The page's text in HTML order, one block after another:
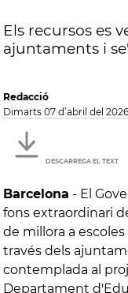
Els recursos es
ajuntaments i
Redacció
dimarts 07 d’abril del
DESCARREGA EL TEXT
Barcelona - El
fons extraordinari
de millora a
través dels
contemplada al
Departament